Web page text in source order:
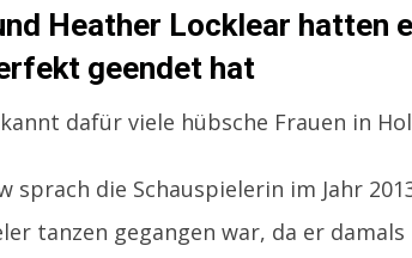
Heather Locklear hatten
geendet hat
dafür viele hübsche Frauen in
sprach die Schauspielerin im Jahr
tanzen gegangen war, da er